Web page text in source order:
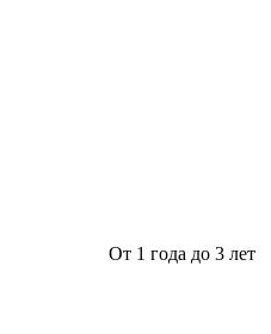
От 1 года до 3 лет